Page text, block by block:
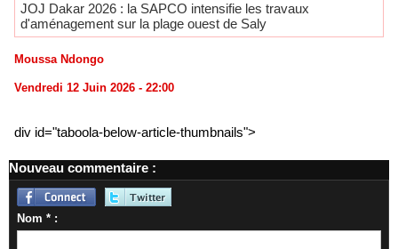
JOJ Dakar 2026 : la SAPCO intensifie les travaux
d'aménagement sur la plage ouest de Saly
Moussa Ndongo
Vendredi 12 Juin 2026 - 22:00
div id="taboola-below-article-thumbnails">
Nouveau commentaire :
Nom * :